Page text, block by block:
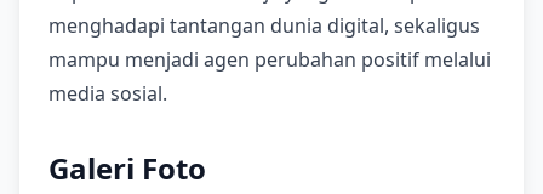
menghadapi tantangan dunia digital, sekaligus
mampu menjadi agen perubahan positif melalui
media sosial.
Galeri Foto